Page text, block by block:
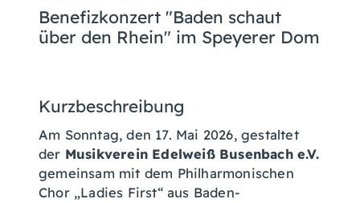
Benefizkonzert "Baden schaut
über den Rhein" im Speyerer Dom
Kurzbeschreibung
Am Sonntag, den 17. Mai 2026, gestaltet
der Musikverein Edelweiß Busenbach e.V.
gemeinsam mit dem Philharmonischen
Chor „Ladies First“ aus Baden-